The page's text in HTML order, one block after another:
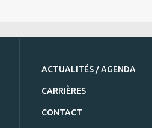
ACTUALITÉS / AGENDA
CARRIÈRES
CONTACT